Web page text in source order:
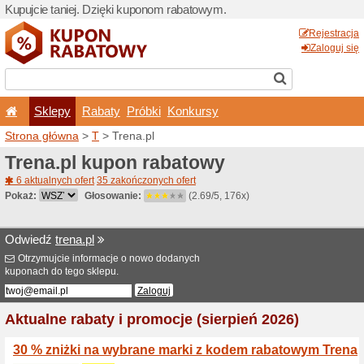
Kupujcie taniej. Dzięki
Sklepy
Strona główna>T>